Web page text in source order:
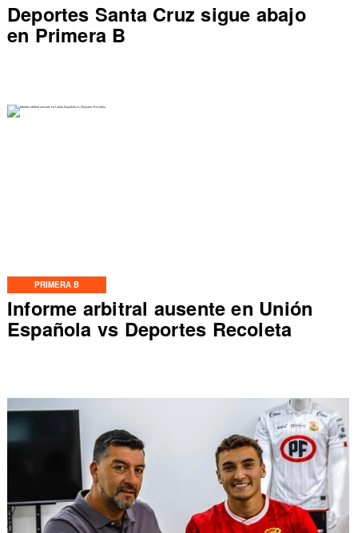
Deportes Santa Cruz sigue abajo
en Primera B
PRIMERA B
Informe arbitral ausente en Unión
Española vs Deportes Recoleta